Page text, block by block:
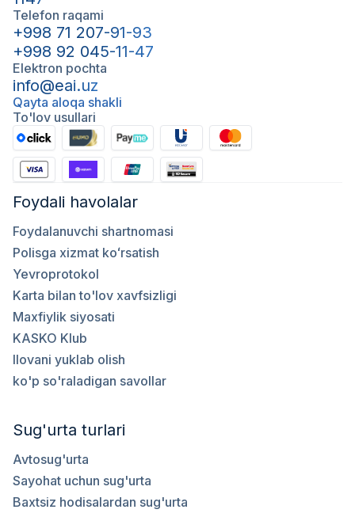
Telefon raqami
+998 71 207-91-93
+998 92 045-11-47
Elektron pochta
info@eai.uz
Qayta aloqa shakli
To'lov usullari
Foydali havolalar
Foydalanuvchi shartnomasi
Polisga xizmat koʻrsatish
Yevroprotokol
Karta bilan to'lov xavfsizligi
Maxfiylik siyosati
KASKO Klub
Ilovani yuklab olish
ko'p so'raladigan savollar
Sug'urta turlari
Avtosug'urta
Sayohat uchun sug'urta
Baxtsiz hodisalardan sug'urta